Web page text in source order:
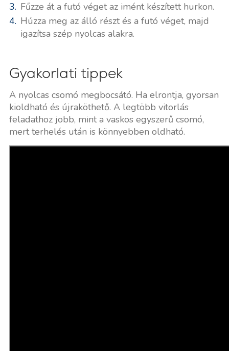
Fűzze át a futó véget az imént készített hurkon.
Húzza meg az álló részt és a futó véget, majd
igazítsa szép nyolcas alakra.
Gyakorlati tippek
A nyolcas csomó megbocsátó. Ha elrontja, gyorsan
kioldható és újraköthető. A legtöbb vitorlás
feladathoz jobb, mint a vaskos egyszerű csomó,
mert terhelés után is könnyebben oldható.